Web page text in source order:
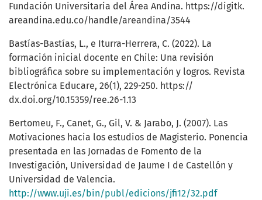
Fundación Universitaria del Área Andina. https://digitk.
areandina.edu.co/handle/areandina/3544
Bastías-Bastías, L., e Iturra-Herrera, C. (2022). La
formación inicial docente en Chile: Una revisión
bibliográfica sobre su implementación y logros. Revista
Electrónica Educare, 26(1), 229-250. https://
dx.doi.org/10.15359/ree.26-1.13
Bertomeu, F., Canet, G., Gil, V. & Jarabo, J. (2007). Las
Motivaciones hacia los estudios de Magisterio. Ponencia
presentada en las Jornadas de Fomento de la
Investigación, Universidad de Jaume I de Castellón y
Universidad de Valencia.
http://www.uji.es/bin/publ/edicions/jfi12/32.pdf